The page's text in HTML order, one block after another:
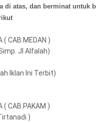
di atas, dan berminat untuk
( CAB.MEDAN )
Jl Alfalah)
Iklan Ini Terbit)
( CAB.PAKAM )
)